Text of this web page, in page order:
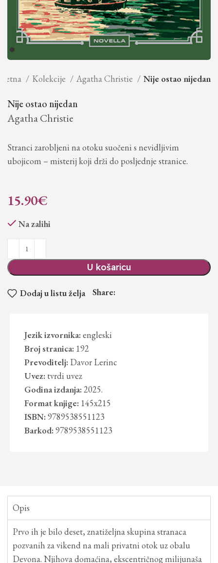
Kolekcije Agatha Christie Nije ostao nijedan
Nije ostao nijedan
Agatha Christie
Stranci zarobljeni na otoku suočeni s nevidljivim
ubojicom – misterij koji drži do posljednje stranice.
15.90€
Na zalihi
U košaricu
Dodaj u listu želja Share:
Jezik izvornika: engleski
Broj stranica: 192
Prevoditelj: Davor Lerinc
Uvez: tvrdi uvez
Godina izdanja: 2025.
Format knjige: 145x215
ISBN: 9789538551123
Barkod: 9789538551123
Opis
Prvo ih je bilo deset, znatiželjna skupina stranaca
pozvanih za vikend na mali privatni otok uz obalu
Devona. Njihova domaćina, ekscentričnog milijunaša